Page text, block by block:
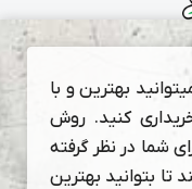
بهترین و با
کنید. روش
شما در نظر گرفته
بتوانید بهترین